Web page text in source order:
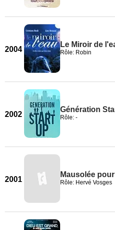
2004
Le Miroir de
Rôle: Robin
2002
Génération
Rôle: -
2001
Mausolée
Rôle: Hervé Vosges